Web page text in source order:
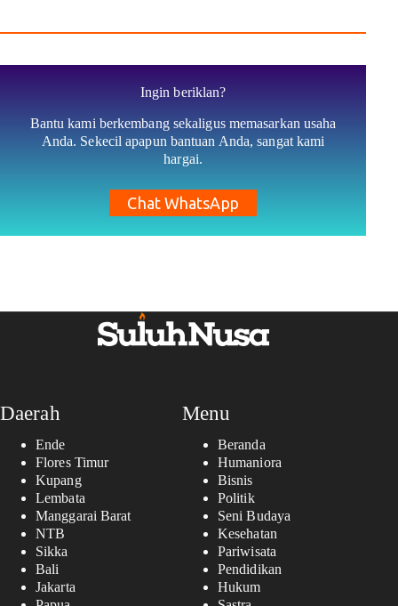
Ingin beriklan?
Bantu kami berkembang sekaligus memasarkan usaha
Anda. Sekecil apapun bantuan Anda, sangat kami
hargai.
Chat WhatsApp
Daerah
Ende
Flores Timur
Kupang
Lembata
Manggarai Barat
NTB
Sikka
Bali
Jakarta
Menu
Beranda
Humaniora
Bisnis
Politik
Seni Budaya
Kesehatan
Pariwisata
Pendidikan
Hukum